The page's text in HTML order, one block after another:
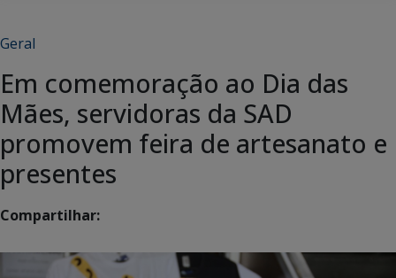
Geral
Em comemoração ao Dia das
Mães, servidoras da SAD
promovem feira de artesanato e
presentes
Compartilhar: